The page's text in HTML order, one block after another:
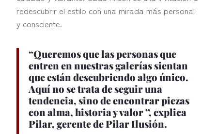
redescubrir el estilo con una mirada más personal
y consciente.
“Queremos que las personas que
entren en nuestras galerías sientan
que están descubriendo algo único.
Aquí no se trata de seguir una
tendencia, sino de encontrar piezas
con alma, historia y valor”, explica
Pilar, gerente de Pilar Ilusión.